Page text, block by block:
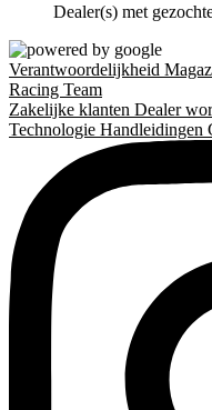
Dealer(s) met
Verantwoordelijkheid
Racing Team
Zakelijke klanten Dealer
Technologie Handleidingen